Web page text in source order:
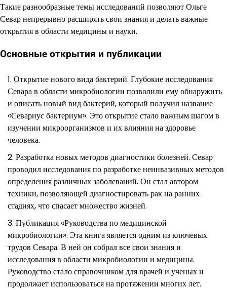
Такие разнообразные темы исследований позволяют Ольге
Севар непрерывно расширять свои знания и делать важные
открытия в области медицины и науки.
Основные открытия и публикации
Открытие нового вида бактерий. Глубокие исследования
Севара в области микробиологии позволили ему обнаружить
и описать новый вид бактерий, который получил название
«Севариус бактериум». Это открытие стало важным шагом в
изучении микроорганизмов и их влияния на здоровье
человека.
Разработка новых методов диагностики болезней. Севар
проводил исследования по разработке неинвазивных методов
определения различных заболеваний. Он стал автором
техники, позволяющей диагностировать рак на ранних
стадиях, что спасает множество жизней.
Публикация «Руководства по медицинской
микробиологии». Эта книга является одним из ключевых
трудов Севара. В ней он собрал все свои знания и
исследования в области микробиологии и медицины.
Руководство стало справочником для врачей и ученых и
продолжает использоваться на протяжении многих лет.